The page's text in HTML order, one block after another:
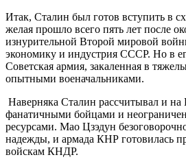
Итак, Сталин был готов вступить в
желая прошло всего пять лет после
изнурительной Второй мировой
экономику и индустрия СССР. Но в
Советская армия, закаленная в
опытными военачальниками.
Наверняка Сталин рассчитывал и на
фанатичными бойцами и
ресурсами. Мао Цзэдун
надежды, и армада КНР готовилась
войскам КНДР.